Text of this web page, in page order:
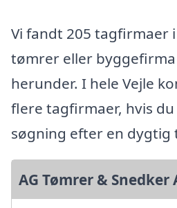
Vi fandt 205 tagfirmaer
tømrer eller
herunder. I hele Vejle
flere tagfirmaer, hvis
søgning efter en dygtig
AG Tømrer & Snedker